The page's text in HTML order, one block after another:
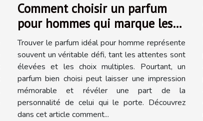
Comment choisir un parfum
pour hommes qui marque les
esprits ?
Trouver le parfum idéal pour homme représente
souvent un véritable défi, tant les attentes sont
élevées et les choix multiples. Pourtant, un
parfum bien choisi peut laisser une impression
mémorable et révéler une part de la
personnalité de celui qui le porte. Découvrez
dans cet article comment...